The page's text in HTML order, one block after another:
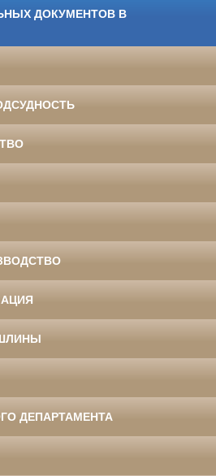
ДОКУМЕНТОВ В
ДЕПАРТАМЕНТА